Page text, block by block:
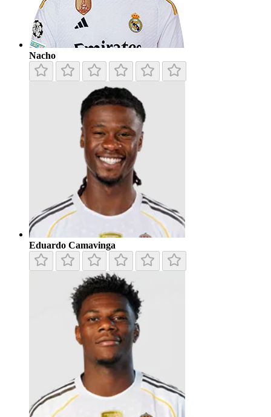
Nacho
Eduardo Camavinga